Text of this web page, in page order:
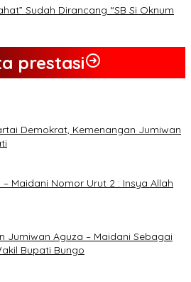
Sudah Dirancang “SB Si Oknum
prestasi
Demokrat, Kemenangan Jumiwan
Maidani Nomor Urut 2 : Insya Allah
Jumiwan Aguza – Maidani Sebagai
Bupati Bungo